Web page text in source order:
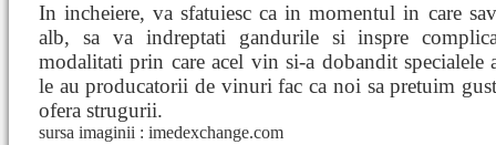
In incheiere, va sfatuiesc ca in momentul in care
alb, sa va indreptati gandurile si inspre
modalitati prin care acel vin si-a dobandit specialele
le au producatorii de vinuri fac ca noi sa pretuim
ofera strugurii.
sursa imaginii : imedexchange.com